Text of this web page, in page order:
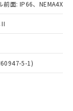
前面: IP66、NEMA4X,
5-1)
当社の製
の取
すること
人情報
共同利
法人を
するこ
明書
明す